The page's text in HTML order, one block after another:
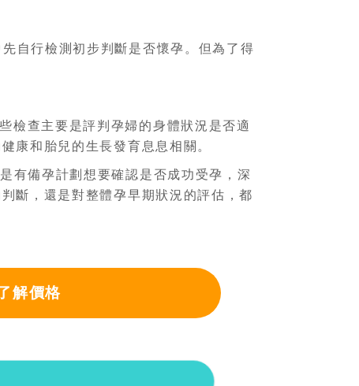
自行檢測初步判斷是否懷孕。但為了得
檢查主要是評判孕婦的身體狀況是否適
康和胎兒的生長發育息息相關。
有備孕計劃想要確認是否成功受孕，深
斷，還是對整體孕早期狀況的評估，都
解價格